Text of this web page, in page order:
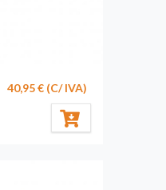
40,95 € (C/ IVA)